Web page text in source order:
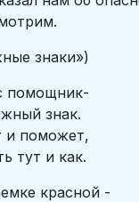
знаки»)
знак.
и как.
красной -